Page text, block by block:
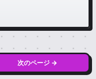
次のページ →